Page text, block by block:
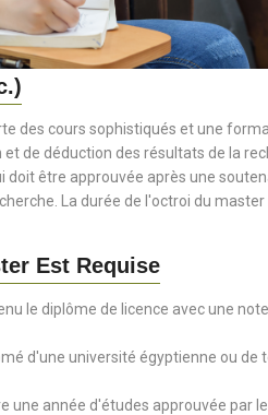
des cours sophistiqués et une
de déduction des résultats de la
doit être approuvée après une
La durée de l'octroi du
Est Requise
le diplôme de licence avec une
d'une université égyptienne ou
une année d'études approuvée par